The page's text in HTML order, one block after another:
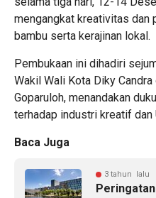
mengangkat kreativitas
bambu serta kerajinan lokal.
Pembukaan ini dihadiri
Wakil Wali Kota Diky
Goparuloh, menandakan
terhadap industri kreatif
Baca Juga
3 tahun lalu